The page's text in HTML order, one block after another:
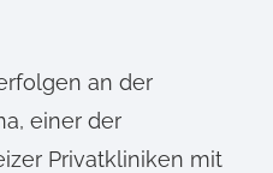
an der
einer der
Privatkliniken mit